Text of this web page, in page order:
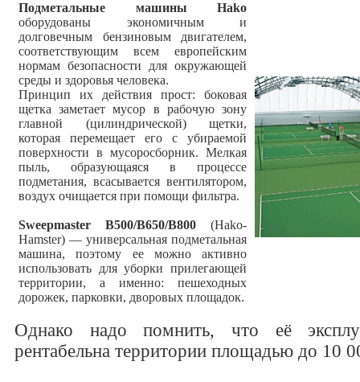
Подметальные машины Hako
оборудованы экономичным и
долговечным бензиновым двигателем,
соответствующим всем европейским
нормам безопасности для окружающей
среды и здоровья человека.
Принцип их действия прост: боковая
щетка заметает мусор в рабочую зону
главной (цилиндрической) щетки,
которая перемещает его с убираемой
поверхности в мусоросборник. Мелкая
пыль, образующаяся в процессе
подметания, всасывается вентилятором,
воздух очищается при помощи фильтра.
Sweepmaster B500/B650/B800 (Hako-
Hamster) — универсальная подметальная
машина, поэтому ее можно активно
использовать для уборки прилегающей
территории, а именно: пешеходных
дорожек, парковки, дворовых площадок.
Однако надо помнить, что её
рентабельна территории площадью до 10